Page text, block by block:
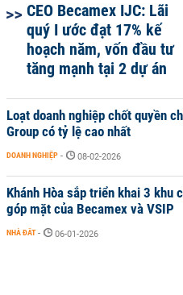
CEO Becamex IJC: Lãi
quý I ước đạt 17% kế
hoạch năm, vốn đầu tư
tăng mạnh tại 2 dự án
Loạt doanh nghiệp chốt quyền
Group có tỷ lệ cao nhất
DOANH NGHIỆP - 08-02-2026
Khánh Hòa sắp triển khai 3
góp mặt của Becamex và VSIP
NHÀ ĐẤT - 06-01-2026